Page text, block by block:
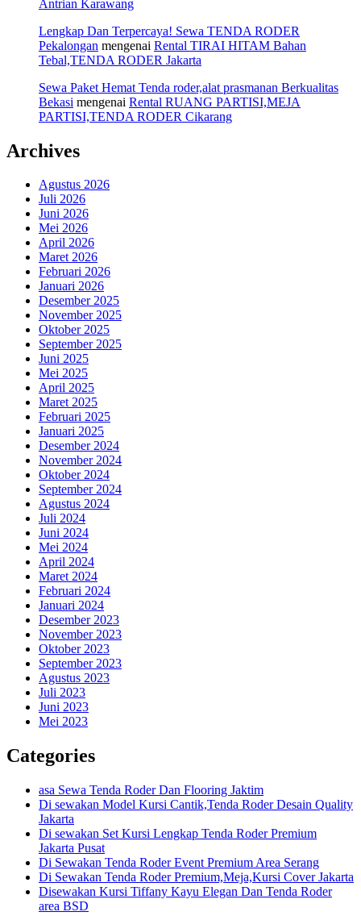
Antrian Karawang
Lengkap Dan Terpercaya! Sewa TENDA RODER
Pekalongan mengenai Rental TIRAI HITAM Bahan
Tebal,TENDA RODER Jakarta
Sewa Paket Hemat Tenda roder,alat prasmanan Berkualitas
Bekasi mengenai Rental RUANG PARTISI,MEJA
PARTISI,TENDA RODER Cikarang
Archives
Agustus 2026
Juli 2026
Juni 2026
Mei 2026
April 2026
Maret 2026
Februari 2026
Januari 2026
Desember 2025
November 2025
Oktober 2025
September 2025
Juni 2025
Mei 2025
April 2025
Maret 2025
Februari 2025
Januari 2025
Desember 2024
November 2024
Oktober 2024
September 2024
Agustus 2024
Juli 2024
Juni 2024
Mei 2024
April 2024
Maret 2024
Februari 2024
Januari 2024
Desember 2023
November 2023
Oktober 2023
September 2023
Agustus 2023
Juli 2023
Juni 2023
Mei 2023
Categories
asa Sewa Tenda Roder Dan Flooring Jaktim
Di sewakan Model Kursi Cantik,Tenda Roder Desain Quality
Jakarta
Di sewakan Set Kursi Lengkap Tenda Roder Premium
Jakarta Pusat
Di Sewakan Tenda Roder Event Premium Area Serang
Di Sewakan Tenda Roder Premium,Meja,Kursi Cover Jakarta
Disewakan Kursi Tiffany Kayu Elegan Dan Tenda Roder
area BSD